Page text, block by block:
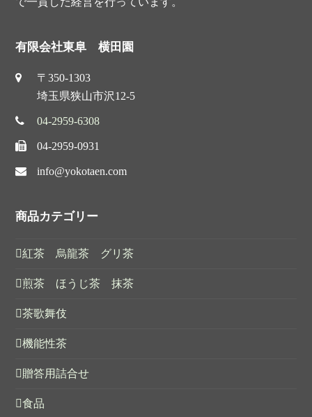
有限会社東阜 横田園
〒350-1303
埼玉県狭山市沢12-5
04-2959-6308
04-2959-0931
info@yokotaen.com
商品カテゴリー
紅茶 烏龍茶 グリ茶
煎茶 ほうじ茶 抹茶
茶歌舞伎
機能性茶
贈答用詰合せ
食品